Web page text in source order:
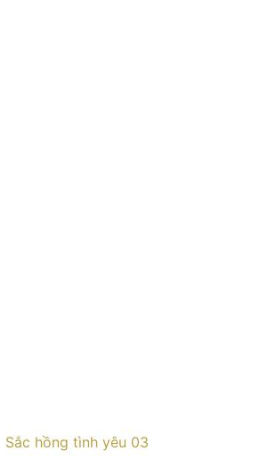
Sắc hồng tình yêu 03